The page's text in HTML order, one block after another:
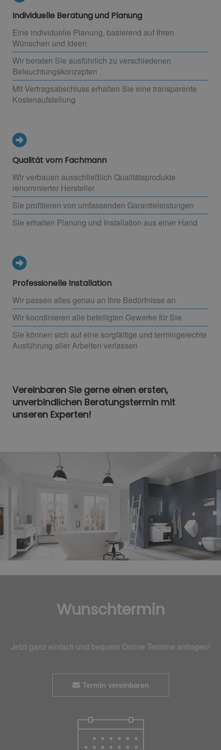
Individuelle Beratung und Planung
Eine individuelle Planung, basierend auf Ihren
Wünschen und Ideen
Wir beraten Sie ausführlich zu verschiedenen
Beleuchtungskonzepten
Mit Vertragsabschluss erhalten Sie eine transparente
Kostenaufstellung
Qualität vom Fachmann
Wir verbauen ausschließlich Qualitätsprodukte
renommierter Hersteller
Sie profitieren von umfassenden Garantieleistungen
Sie erhalten Planung und Installation aus einer Hand
Professionelle Installation
Wir passen alles genau an Ihre Bedürfnisse an
Wir koordinieren alle beteiligten Gewerke für Sie
Sie können sich auf eine sorgfältige und termingerechte
Ausführung aller Arbeiten verlassen
Vereinbaren Sie gerne einen ersten,
unverbindlichen Beratungstermin mit
unseren Experten!
Wunschtermin
Jetzt ganz einfach und bequem Online Termine anfragen!
Termin vereinbaren